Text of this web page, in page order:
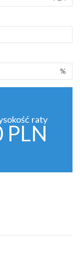
%
raty
PLN